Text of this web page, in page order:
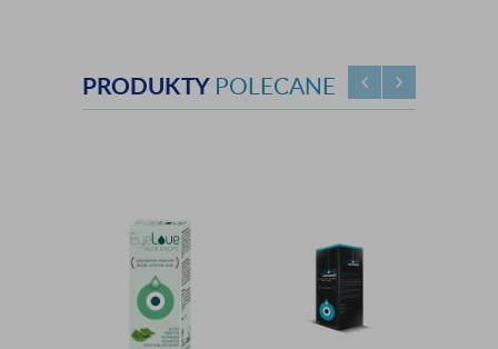
PRODUKTY POLECANE